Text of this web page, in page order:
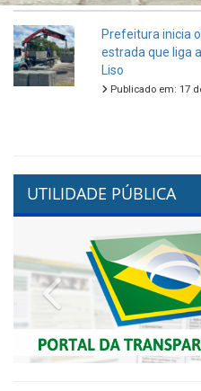
Prefeitura inicia
estrada que liga
Liso
Publicado em: 17
UTILIDADE PÚBLICA
Previous